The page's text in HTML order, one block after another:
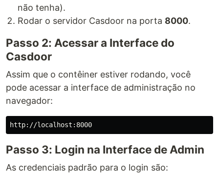
não tenha).
Rodar o servidor Casdoor na porta 8000.
Passo 2: Acessar a Interface do
Casdoor
Assim que o contêiner estiver rodando, você
pode acessar a interface de administração no
navegador:
Passo 3: Login na Interface de Admin
As credenciais padrão para o login são: